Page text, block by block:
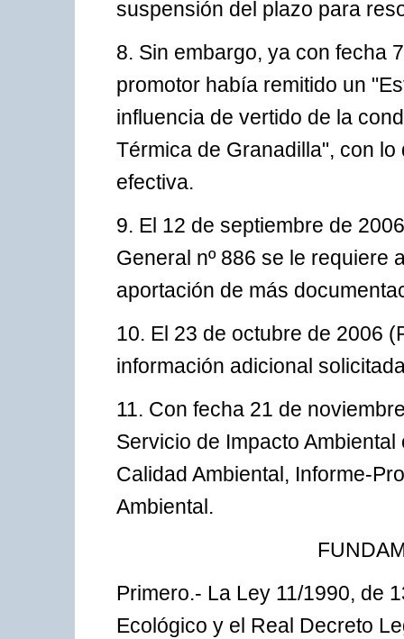
suspensión del plazo para
8. Sin embargo, ya con fecha
promotor había remitido un
influencia de vertido de la
Térmica de Granadilla", con
efectiva.
9. El 12 de septiembre de
General nº 886 se le requiere
aportación de más
10. El 23 de octubre de 2006
información adicional
11. Con fecha 21 de
Servicio de Impacto
Calidad Ambiental, Informe-
Ambiental.
Primero.- La Ley 11/1990, de
Ecológico y el Real Decreto